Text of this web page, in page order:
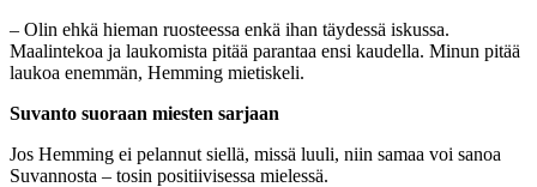
– Olin ehkä hieman ruosteessa enkä ihan täydessä iskussa.
Maalintekoa ja laukomista pitää parantaa ensi kaudella. Minun pitää
laukoa enemmän, Hemming mietiskeli.
Suvanto suoraan miesten sarjaan
Jos Hemming ei pelannut siellä, missä luuli, niin samaa voi sanoa
Suvannosta – tosin positiivisessa mielessä.